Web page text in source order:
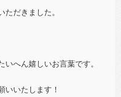
だきました。
いへん嬉しいお言葉です。
いいたします！